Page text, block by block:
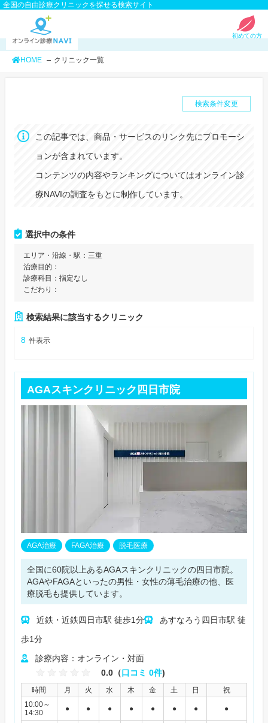
全国の自由診療クリニックを探せる検索サイト
初めての方
HOME クリニック一覧
この記事では、商品・サービスのリンク先にプロモーシ
ョンが含まれています。
コンテンツの内容やランキングについてはオンライン診
療NAVIの調査をもとに制作しています。
選択中の条件
エリア・沿線・駅： 三重
治療目的：
診療科目： 指定なし
こだわり：
検索条件変更
検索結果に該当するクリニック
8 件表示
AGAスキンクリニック四日市院
AGA治療 FAGA治療 脱毛医療
全国に60院以上あるAGAスキンクリニックの四日市院。
AGAやFAGAといったの男性・女性の薄毛治療の他、医
療脱毛も提供しています。
近鉄・近鉄四日市駅 徒歩1分
あすなろう四日市駅 徒
歩1分
診療内容：オンライン・対面
0.0（口コミ 0件)
時間 月 火 水 木 金 土 日
祝
10:00～
14:30
● ● ● ● ● ● ● ●